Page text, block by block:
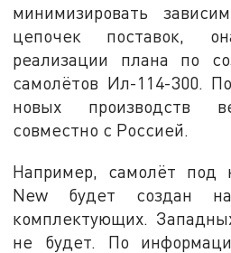
минимизировать
цепочек поставок,
реализации плана по
самолётов Ил-114-300.
новых производств
совместно с Россией.
Например, самолёт под
New будет создан
комплектующих.
не будет. По